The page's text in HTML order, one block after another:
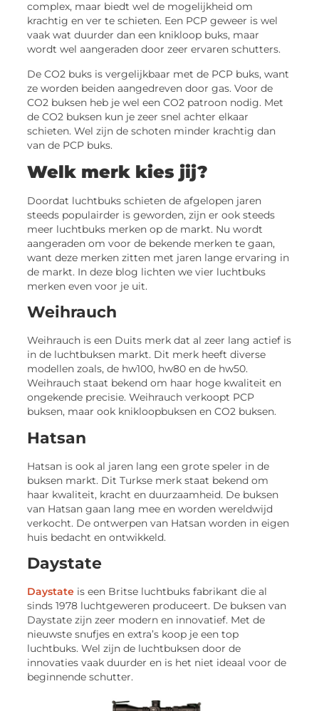
complex, maar biedt wel de mogelijkheid om
krachtig en ver te schieten. Een PCP geweer is wel
vaak wat duurder dan een knikloop buks, maar
wordt wel aangeraden door zeer ervaren schutters.
De CO2 buks is vergelijkbaar met de PCP buks, want
ze worden beiden aangedreven door gas. Voor de
CO2 buksen heb je wel een CO2 patroon nodig. Met
de CO2 buksen kun je zeer snel achter elkaar
schieten. Wel zijn de schoten minder krachtig dan
van de PCP buks.
Welk merk kies jij?
Doordat luchtbuks schieten de afgelopen jaren
steeds populairder is geworden, zijn er ook steeds
meer luchtbuks merken op de markt. Nu wordt
aangeraden om voor de bekende merken te gaan,
want deze merken zitten met jaren lange ervaring in
de markt. In deze blog lichten we vier luchtbuks
merken even voor je uit.
Weihrauch
Weihrauch is een Duits merk dat al zeer lang actief is
in de luchtbuksen markt. Dit merk heeft diverse
modellen zoals, de hw100, hw80 en de hw50.
Weihrauch staat bekend om haar hoge kwaliteit en
ongekende precisie. Weihrauch verkoopt PCP
buksen, maar ook knikloopbuksen en CO2 buksen.
Hatsan
Hatsan is ook al jaren lang een grote speler in de
buksen markt. Dit Turkse merk staat bekend om
haar kwaliteit, kracht en duurzaamheid. De buksen
van Hatsan gaan lang mee en worden wereldwijd
verkocht. De ontwerpen van Hatsan worden in eigen
huis bedacht en ontwikkeld.
Daystate
Daystate is een Britse luchtbuks fabrikant die al
sinds 1978 luchtgeweren produceert. De buksen van
Daystate zijn zeer modern en innovatief. Met de
nieuwste snufjes en extra’s koop je een top
luchtbuks. Wel zijn de luchtbuksen door de
innovaties vaak duurder en is het niet ideaal voor de
beginnende schutter.